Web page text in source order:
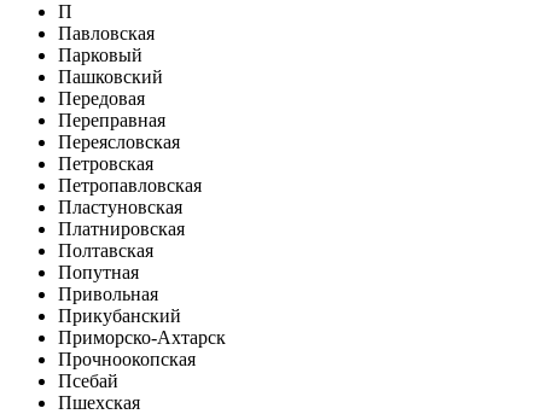
П
Павловская
Парковый
Пашковский
Передовая
Переправная
Переясловская
Петровская
Петропавловская
Пластуновская
Платнировская
Полтавская
Попутная
Привольная
Прикубанский
Приморско-Ахтарск
Прочноокопская
Псебай
Пшехская